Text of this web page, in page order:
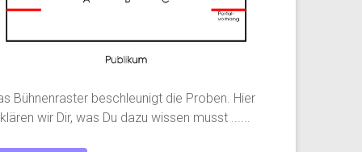
Bühnenraster beschleunigt die Proben. Hier
wir Dir, was Du dazu wissen musst ......